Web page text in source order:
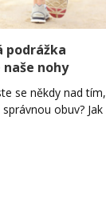
podrážka
nohy
se někdy nad tím,
obuv? Jak